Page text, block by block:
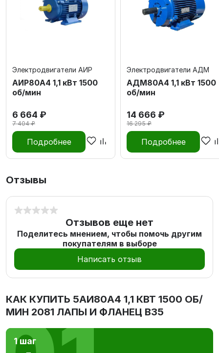
Электродвигатели АИР
АИР80А4 1,1 кВт 1500
об/мин
6 664 ₽
7 404 ₽
Подробнее
Электродвигатели АДМ
АДМ80А4 1,1 кВт 1500
об/мин
14 666 ₽
16 295 ₽
Подробнее
Отзывы
Отзывов еще нет
Поделитесь мнением, чтобы помочь другим
покупателям в выборе
Написать отзыв
КАК КУПИТЬ 5АИ80А4 1,1 КВТ 1500 ОБ/
МИН 2081 ЛАПЫ И ФЛАНЕЦ В35
1 шаг